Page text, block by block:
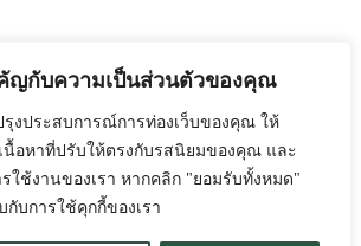
ญกับความเป็นส่วนตัวของคุณ
รุงประสบการณ์การท่องเว็บของคุณ ให้
อหาที่ปรับให้ตรงกับรสนิยมของคุณ และ
ใช้งานของเรา หากคลิก "ยอมรับทั้งหมด"
บการใช้คุกกี้ของเรา